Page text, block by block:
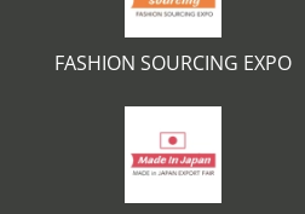
FASHION SOURCING EXPO